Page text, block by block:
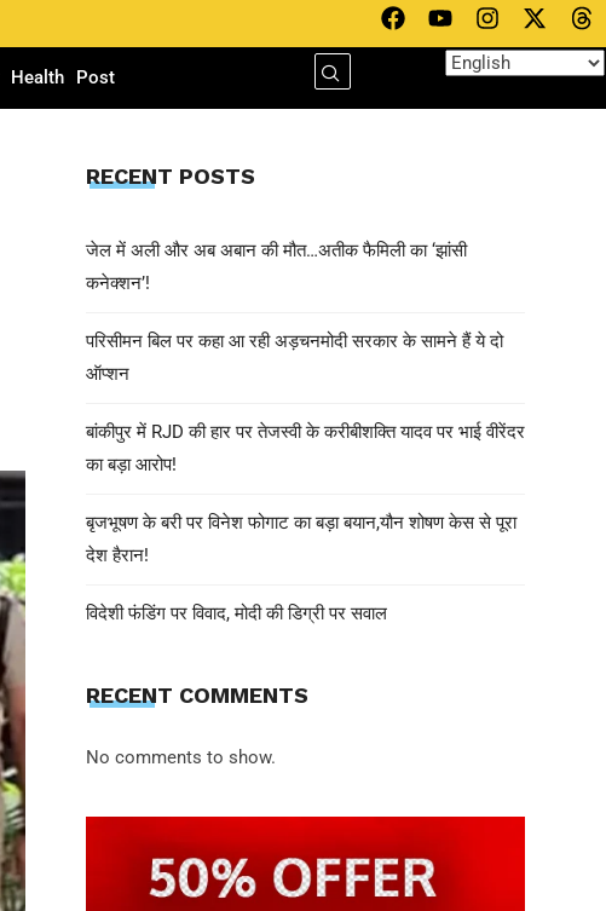
Health Post
RECENT POSTS
जेल में अली और अब अबान की मौत…अतीक फैमिली का ‘झांसी
कनेक्शन’!
परिसीमन बिल पर कहा आ रही अड़चनमोदी सरकार के सामने हैं ये दो
ऑप्शन
बांकीपुर में RJD की हार पर तेजस्वी के करीबीशक्ति यादव पर भाई वीरेंदर
का बड़ा आरोप!
बृजभूषण के बरी पर विनेश फोगाट का बड़ा बयान,यौन शोषण केस से पूरा
देश हैरान!
विदेशी फंडिंग पर विवाद, मोदी की डिग्री पर सवाल
RECENT COMMENTS
No comments to show.